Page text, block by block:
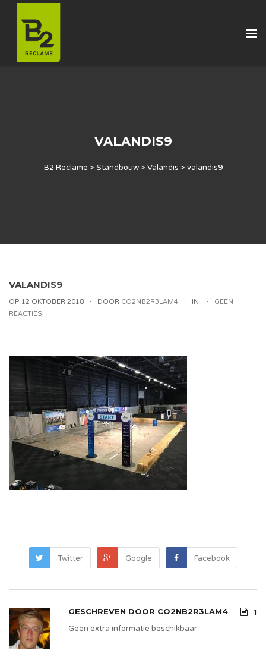
VALANDIS9
B2 Reclame > Standbouw> Valandis > valandis9
VALANDIS9
OP 12 OKTOBER 2018 DOOR CO2NB2R3LAM4 IN
GEEN
REACTIES
Twitter Google Facebook
GESCHREVEN DOOR CO2NB2R3LAM4
1
Geen extra informatie beschikbaar